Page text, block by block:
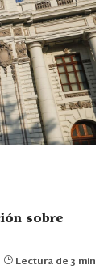
sobre
Lectura de 3 min